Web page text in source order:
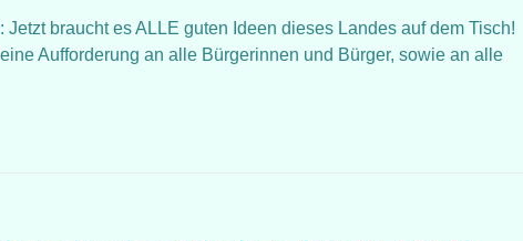
braucht es ALLE guten Ideen dieses Landes auf dem Tisch!
Aufforderung an alle Bürgerinnen und Bürger, sowie an alle